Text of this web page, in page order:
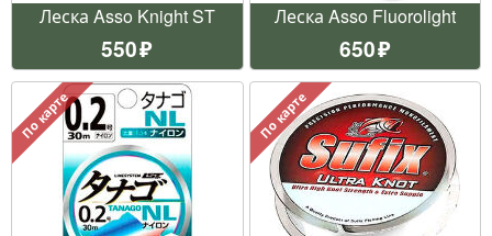
Леска Asso Knight ST
550
Леска Asso Fluorolight
650
По карте По карте